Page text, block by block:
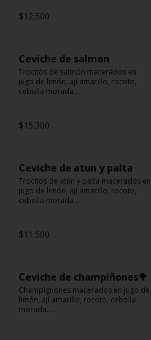
$12.500
Ceviche de salmon
Trocitos de salmón macerados en
jugo de limón, ají amarillo, rocoto,
cebolla morada.
$15.300
Ceviche de atun y palta
Trocitos de atún y palta macerados en
jugo de limón, ají amarillo, rocoto,
cebolla morada.
$11.500
Ceviche de champiñones🥦
Champignones macerados en jugo de
limón, ají amarillo, rocoto, cebolla
morada.